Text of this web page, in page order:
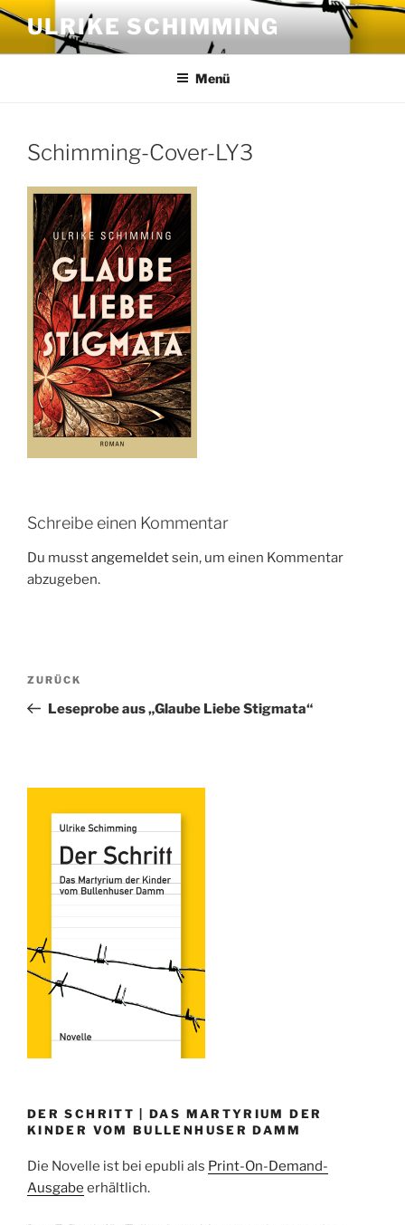
Zum
Inhalt
springen
ULRIKE SCHIMMING
Menü
Schimming-Cover-LY3
Schreibe einen Kommentar
Du musstangemeldetsein, um einen Kommentar
abzugeben.
Beitragsnavigation
Vorheriger
Beitrag
ZURÜCK
Leseprobe aus „Glaube Liebe Stigmata“
DER SCHRITT | DAS MARTYRIUM DER
KINDER VOM BULLENHUSER DAMM
Die Novelle ist bei epubli als Print-On-Demand-
Ausgabe erhältlich.